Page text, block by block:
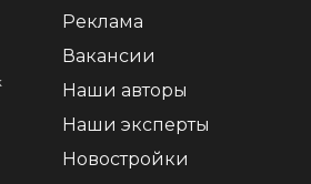
Реклама
Вакансии
Наши авторы
Наши эксперты
Новостройки